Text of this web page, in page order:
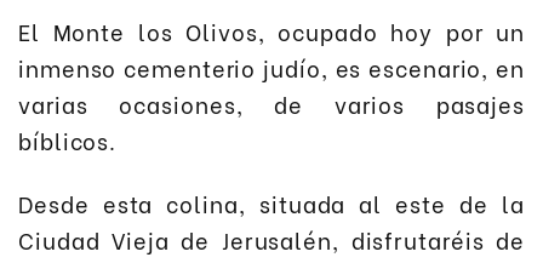
El Monte los Olivos, ocupado hoy por un
inmenso cementerio judío, es escenario, en
varias ocasiones, de varios pasajes
bíblicos.
Desde esta colina, situada al este de la
Ciudad Vieja de Jerusalén, disfrutaréis de